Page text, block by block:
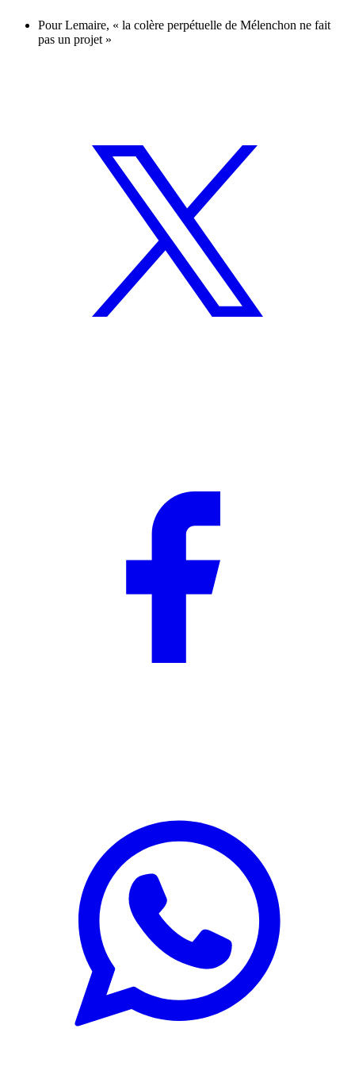
Pour Lemaire, « la colère perpétuelle de Mélenchon ne fait
pas un projet »